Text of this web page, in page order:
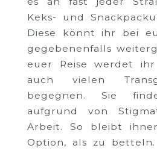
Keks- und
Diese könnt ihr bei
gegebenenfalls
euer Reise werdet ihr
auch vielen
begegnen. Sie
aufgrund von
Arbeit. So bleibt
Option, als zu